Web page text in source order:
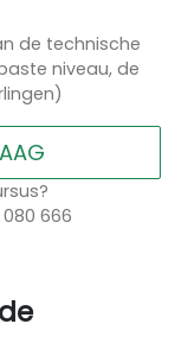
de technische
niveau, de
666